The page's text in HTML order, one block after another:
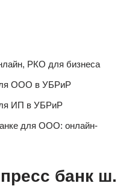
РКО для бизнеса
ООО в УБРиР
ИП в УБРиР
для ООО: онлайн-
банк ш.